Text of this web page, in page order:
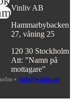
Vinliv AB
Hammarbybacken
27, våning 25
120 30 Stockholm
Att: ”Namn på
mottagare”
• info@vinliv.se